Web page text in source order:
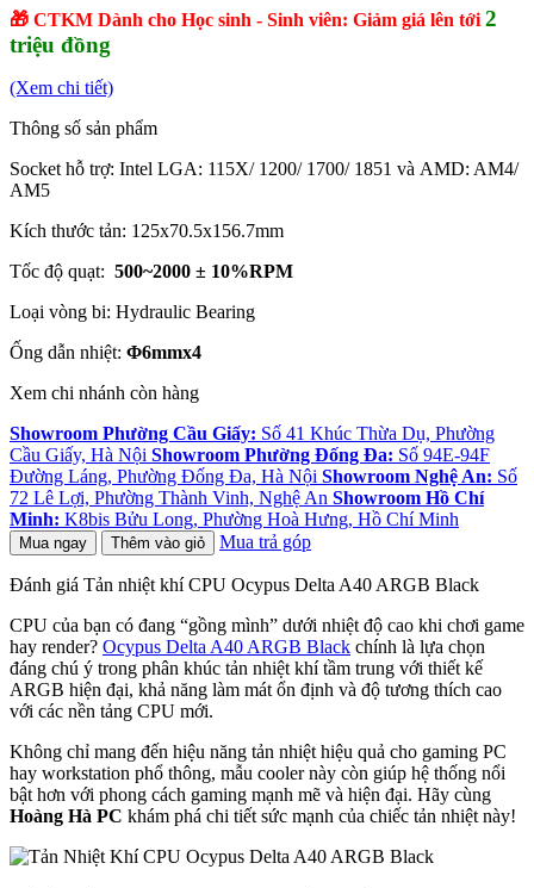
🎁 CTKM Dành cho Học sinh - Sinh viên: Giảm giá lên tới 2
triệu đồng
(Xem chi tiết)
Thông số sản phẩm
Socket hỗ trợ: Intel LGA: 115X/ 1200/ 1700/ 1851 và AMD: AM4/
AM5
Kích thước tản: 125x70.5x156.7mm
Tốc độ quạt: 500~2000 ± 10%RPM
Loại vòng bi: Hydraulic Bearing
Ống dẫn nhiệt: Φ6mmx4
Xem chi nhánh còn hàng
Showroom Phường Cầu Giấy: Số 41 Khúc Thừa Dụ, Phường
Cầu Giấy, Hà Nội Showroom Phường Đống Đa: Số 94E-94F
Đường Láng, Phường Đống Đa, Hà Nội Showroom Nghệ An: Số
72 Lê Lợi, Phường Thành Vinh, Nghệ An Showroom Hồ Chí
Minh: K8bis Bửu Long, Phường Hoà Hưng, Hồ Chí Minh
Mua ngay Thêm vào giỏ Mua trả góp
Đánh giá Tản nhiệt khí CPU Ocypus Delta A40 ARGB Black
CPU của bạn có đang “gồng mình” dưới nhiệt độ cao khi chơi game
hay render? Ocypus Delta A40 ARGB Black chính là lựa chọn
đáng chú ý trong phân khúc tản nhiệt khí tầm trung với thiết kế
ARGB hiện đại, khả năng làm mát ổn định và độ tương thích cao
với các nền tảng CPU mới.
Không chỉ mang đến hiệu năng tản nhiệt hiệu quả cho gaming PC
hay workstation phổ thông, mẫu cooler này còn giúp hệ thống nổi
bật hơn với phong cách gaming mạnh mẽ và hiện đại. Hãy cùng
Hoàng Hà PC khám phá chi tiết sức mạnh của chiếc tản nhiệt này!